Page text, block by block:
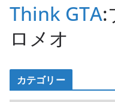
Think GTA:
ロメオ
カテゴリー